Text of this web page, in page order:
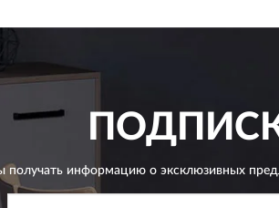
получать информацию о эксклюзивных